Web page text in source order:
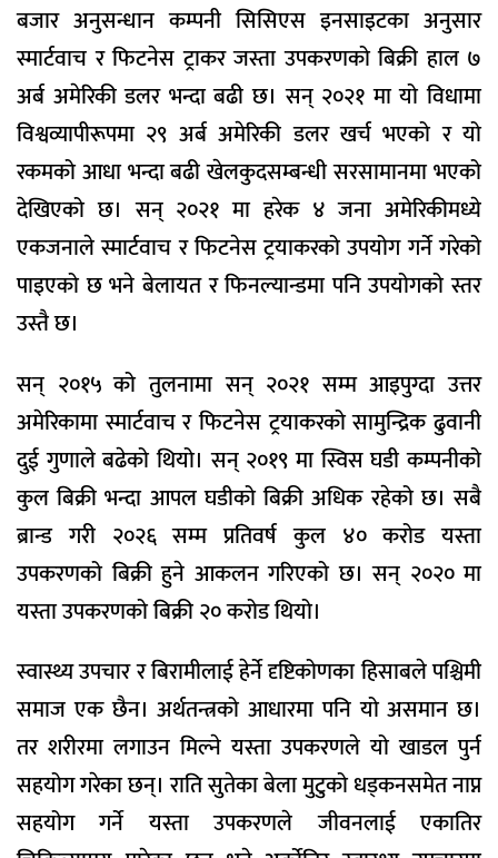
बजार अनुसन्धान कम्पनी सिसिएस इनसाइटका अनुसार
स्मार्टवाच र फिटनेस ट्राकर जस्ता उपकरणको बिक्री हाल ७
अर्ब अमेरिकी डलर भन्दा बढी छ। सन् २०२१ मा यो विधामा
विश्वव्यापीरूपमा २९ अर्ब अमेरिकी डलर खर्च भएको र यो
रकमको आधा भन्दा बढी खेलकुदसम्बन्धी सरसामानमा भएको
देखिएको छ। सन् २०२१ मा हरेक ४ जना अमेरिकीमध्ये
एकजनाले स्मार्टवाच र फिटनेस ट्रयाकरको उपयोग गर्ने गरेको
पाइएको छ भने बेलायत र फिनल्यान्डमा पनि उपयोगको स्तर
उस्तै छ।
सन् २०१५ को तुलनामा सन् २०२१ सम्म आइपुग्दा उत्तर
अमेरिकामा स्मार्टवाच र फिटनेस ट्रयाकरको सामुन्द्रिक ढुवानी
दुई गुणाले बढेको थियो। सन् २०१९ मा स्विस घडी कम्पनीको
कुल बिक्री भन्दा आपल घडीको बिक्री अधिक रहेको छ। सबै
ब्रान्ड गरी २०२६ सम्म प्रतिवर्ष कुल ४० करोड यस्ता
उपकरणको बिक्री हुने आकलन गरिएको छ। सन् २०२० मा
यस्ता उपकरणको बिक्री २० करोड थियो।
स्वास्थ्य उपचार र बिरामीलाई हेर्ने दृष्टिकोणका हिसाबले पश्चिमी
समाज एक छैन। अर्थतन्त्रको आधारमा पनि यो असमान छ।
तर शरीरमा लगाउन मिल्ने यस्ता उपकरणले यो खाडल पुर्न
सहयोग गरेका छन्। राति सुतेका बेला मुटुको धड्कनसमेत नाप्न
सहयोग गर्ने यस्ता उपकरणले जीवनलाई एकातिर